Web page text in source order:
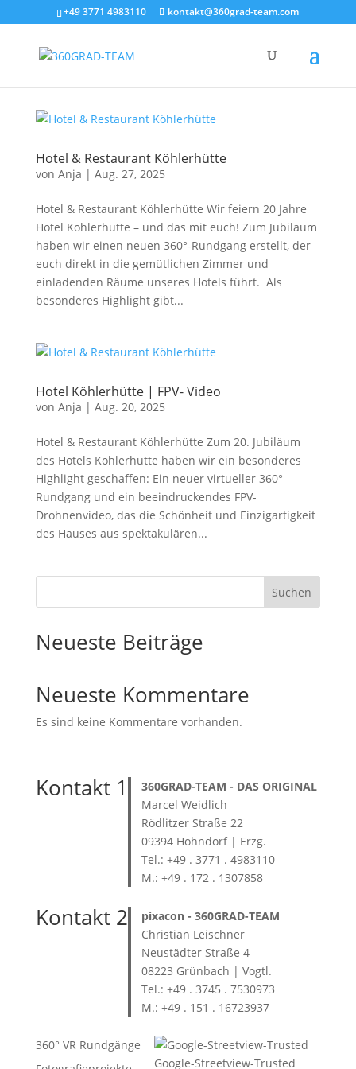
+49 3771 4983110 kontakt@360grad-team.com
Hotel & Restaurant Köhlerhütte
von Anja | Aug. 27, 2025
Hotel & Restaurant Köhlerhütte Wir feiern 20 Jahre
Hotel Köhlerhütte – und das mit euch! Zum Jubiläum
haben wir einen neuen 360°-Rundgang erstellt, der
euch direkt in die gemütlichen Zimmer und
einladenden Räume unseres Hotels führt. Als
besonderes Highlight gibt...
Hotel Köhlerhütte | FPV- Video
von Anja | Aug. 20, 2025
Hotel & Restaurant Köhlerhütte Zum 20. Jubiläum
des Hotels Köhlerhütte haben wir ein besonderes
Highlight geschaffen: Ein neuer virtueller 360°
Rundgang und ein beeindruckendes FPV-
Drohnenvideo, das die Schönheit und Einzigartigkeit
des Hauses aus spektakulären...
Suchen
Neueste Beiträge
Neueste Kommentare
Es sind keine Kommentare vorhanden.
Kontakt 1 360GRAD-TEAM - DAS ORIGINAL
Marcel Weidlich
Rödlitzer Straße 22
09394 Hohndorf | Erzg.
Tel.: +49 . 3771 . 4983110
M.: +49 . 172 . 1307858
Kontakt 2 pixacon - 360GRAD-TEAM
Christian Leischner
Neustädter Straße 4
08223 Grünbach | Vogtl.
Tel.: +49 . 3745 . 7530973
M.: +49 . 151 . 16723937
360° VR Rundgänge
Google-Streetview-Trusted